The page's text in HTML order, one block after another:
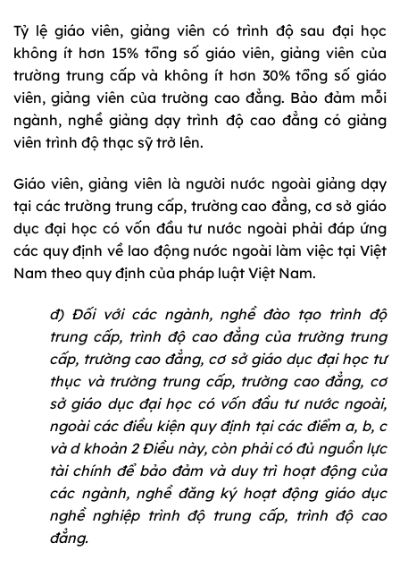
Tỷ lệ giáo viên, giảng viên có trình độ sau đại học
không ít hơn 15% tổng số giáo viên, giảng viên của
trường trung cấp và không ít hơn 30% tổng số giáo
viên, giảng viên của trường cao đẳng. Bảo đảm mỗi
ngành, nghề giảng dạy trình độ cao đẳng có giảng
viên trình độ thạc sỹ trở lên.
Giáo viên, giảng viên là người nước ngoài giảng dạy
tại các trường trung cấp, trường cao đẳng, cơ sở giáo
dục đại học có vốn đầu tư nước ngoài phải đáp ứng
các quy định về lao động nước ngoài làm việc tại Việt
Nam theo quy định của pháp luật Việt Nam.
đ) Đối với các ngành, nghề đào tạo trình độ
trung cấp, trình độ cao đẳng của trường trung
cấp, trường cao đẳng, cơ sở giáo dục đại học tư
thục và trường trung cấp, trường cao đẳng, cơ
sở giáo dục đại học có vốn đầu tư nước ngoài,
ngoài các điều kiện quy định tại các điểm a, b, c
và d khoản 2 Điều này, còn phải có đủ nguồn lực
tài chính để bảo đảm và duy trì hoạt động của
các ngành, nghề đăng ký hoạt động giáo dục
nghề nghiệp trình độ trung cấp, trình độ cao
đẳng.